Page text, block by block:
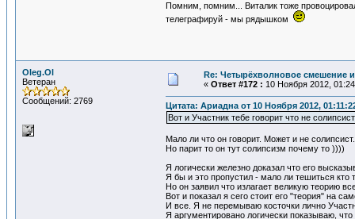
Помним, помним... Виталик тоже
телеграфируй - мы рядышком
Oleg.Ol
Ветеран
Сообщений: 2769
Re: Четырёхволновое смешение и
« Ответ #172 : 10 Ноября 2012,
Цитата: Ариадна от 10 Ноября 2012,
Вот и Участник тебе говорит что не
Мало ли что он говорит. Может и не
Но парит то он тут солипсизм почему то ))))
Я логически железно доказал что его
Я бы и это пропустил - мало ли тешиться кто
Но он заявил что излагает великую теорию
Вот и показал я сего стоит его "теория" на
И все. Я не перемываю косточки лично
Я аргументировано логически показываю,